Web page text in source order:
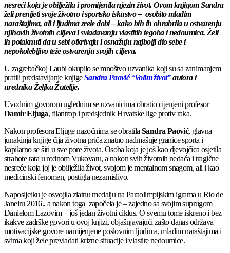
nesreći koja je obilježila i promijenila njezin život. Ovom knjigom Sandra
želi prenijeti svoje životno i sportsko iskustvo – osobito mlađim
naraštajima, ali i ljudima zrele dobi – kako bih ih ohrabrila u ostvarenju
njihovih životnih ciljeva i svladavanju vlastitih tegoba i nedoumica. Želi
ih potaknuti da u sebi otkrivaju i osnažuju najbolji dio sebe i
nepokolebljivo teže ostvarenju svojih ciljeva.
U zagrebačkoj Laubi okupilo se mnoštvo uzvanika koji su sa zanimanjem
pratili predstavljanje knjigeSandra Paović“Volim život”autora i
urednika Željka Žutelije.
Uvodnim govorom uglednim se uzvanicima obratio cijenjeni profesor
Damir Eljuga, filantrop i predsjednik Hrvatske lige protiv raka.
Nakon profesora Eljuge nazočnima se obratila Sandra Paović, glavna
junakinja knjige čija životna priča znatno nadmašuje granice sporta i
kapilarno se širi u sve pore života. Osoba koja je još kao djevojčica osjetila
strahote rata u rodnom Vukovaru, a nakon svih životnih nedaća i tragične
nesreće koja joj je obilježila život, svojom je mentalnom snagom, ali i kao
medicinski fenomen, postigla nezamislivo.
Naposljetku je osvojila zlatnu medalju na Paraolimpijskim igrama u Rio de
Janeiru 2016., a nakon toga započela je – zajedno sa svojim suprugom
Danielom Lazovim – još jedan životni ciklus. O svemu tome iskreno i bez
ikakve zadrške govori u ovoj knjizi, objašnjavajući zašto danas održava
motivacijske govore namijenjene poslovnim ljudima, mlađim naraštajima i
svima koji žele prevladati krizne situacije i vlastite nedoumice.